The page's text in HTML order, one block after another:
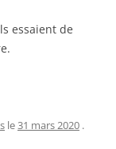
essaient de
le31 mars 2020 .